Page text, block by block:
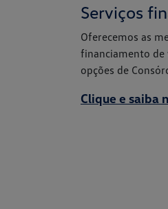
Serviços
Oferecemos as
financiamento de
opções de
Clique e saiba